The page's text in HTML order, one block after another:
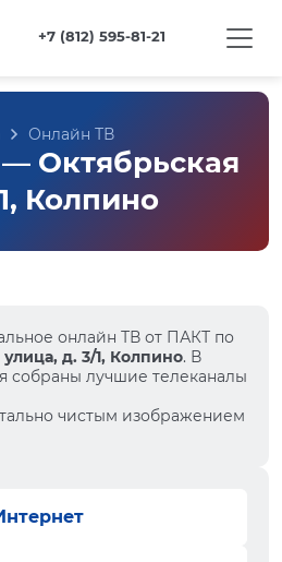
+7 (812) 595-81-21
Онлайн ТВ
Октябрьская
Колпино
онлайн ТВ от ПАКТ по
д. 3/1, Колпино. В
собраны лучшие телеканалы
чистым изображением